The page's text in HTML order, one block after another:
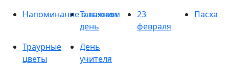
Напоминание о важном
Татьянин
день
23
февраля
Пасха
Траурные
цветы
День
учителя